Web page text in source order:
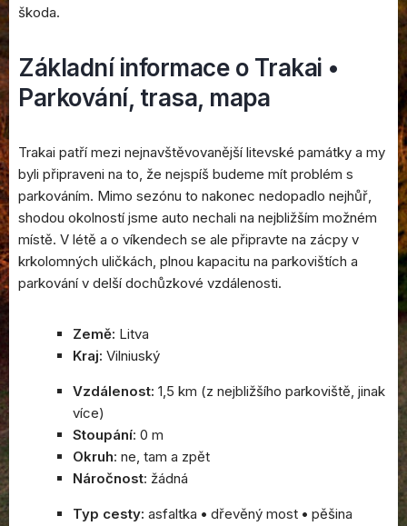
škoda.
Základní informace o Trakai •
Parkování, trasa, mapa
Trakai patří mezi nejnavštěvovanější litevské památky a my
byli připraveni na to, že nejspíš budeme mít problém s
parkováním. Mimo sezónu to nakonec nedopadlo nejhůř,
shodou okolností jsme auto nechali na nejbližším možném
místě. V létě a o víkendech se ale připravte na zácpy v
krkolomných uličkách, plnou kapacitu na parkovištích a
parkování v delší dochůzkové vzdálenosti.
Země: Litva
Kraj: Vilniuský
Vzdálenost: 1,5 km (z nejbližšího parkoviště, jinak
více)
Stoupání: 0 m
Okruh: ne, tam a zpět
Náročnost: žádná
Typ cesty: asfaltka • dřevěný most • pěšina